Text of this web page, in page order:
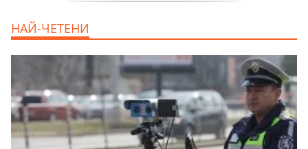
EUR
НАЙ-ЧЕТЕНИ